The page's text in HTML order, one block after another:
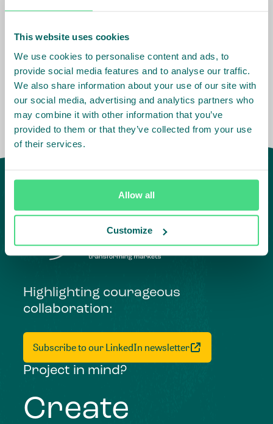
This website uses cookies
We use cookies to personalise content and ads, to
provide social media features and to analyse our traffic.
We also share information about your use of our site with
our social media, advertising and analytics partners who
may combine it with other information that you’ve
provided to them or that they’ve collected from your use
of their services.
Allow all
Customize
sociedade civil na missão de identificar, alinhar,
o desenvolvimento do setor agropecuário na
Colômbia, que se ajustem às exigências de
mercados internacionais.
Highlighting courageous
collaboration:
Subscribe to our LinkedIn newsletter
Project in mind?
Create